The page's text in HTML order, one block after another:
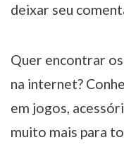
deixar seu
Quer encontrar
na internet?
em jogos,
muito mais para